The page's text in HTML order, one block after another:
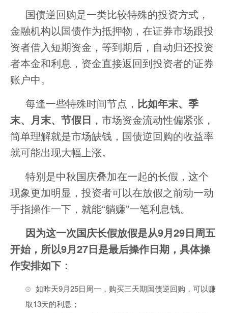
国债逆回购是一类比较特殊的投资方式，
金融机构以国债作为抵押物，在证券市场跟投
资者借入短期资金，等到期后，自动归还投资
者本金和利息，资金直接返回到投资者的证券
账户中。
每逢一些特殊时间节点， 比如年末、季
末、月末、节假日 ，市场资金流动性偏紧张，
简单理解就是市场缺钱，国债逆回购的收益率
就可能出现大幅上涨。
特别是中秋国庆叠加在一起的长假，这个
现象更加明显，投资者可以在放假之前动一动
手指操作一下，就能“躺赚”一笔利息钱。
因为这一次国庆长假放假是从9月29日周五
开始，所以9月27日是最后操作日期，具体操
作安排如下：
如昨天9月25日周一，购买三天期国债逆回购，可以赚
取13天的利息；